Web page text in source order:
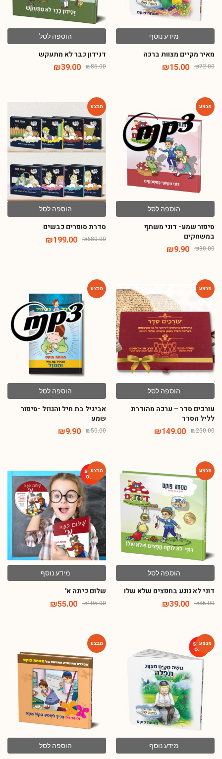
מידע נוסף
מאיר מקיים מצוות ברכה
₪72.00
₪15.00
הוספה לסל
דנידון כבר לא מתעקש
₪85.00
₪39.00
הוספה לסל
סיפור שמע- דוני משתף
במשחקים
₪30.00
₪9.90
-71%
הוספה לסל
סדרת סופרים כבשים
₪680.00
₪199.00
הוספה לסל
עורכים סדר – ערכה מהודרת
לליל הסדר
₪250.00
₪149.00
הוספה לסל
אביגיל בת חיל והגוזל -סיפור
שמע
₪50.00
₪9.90
הוספה לסל
דוני לא נוגע בחפצים שלא שלו
₪85.00
₪39.00
-48%
מידע נוסף
שלום כיתה א'
₪105.00
₪55.00
מידע נוסף הוספה לסל